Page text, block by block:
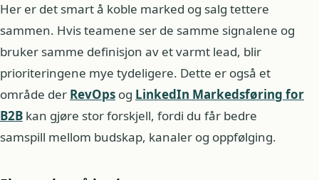
Her er det smart å koble marked og salg tettere
sammen. Hvis teamene ser de samme signalene og
bruker samme definisjon av et varmt lead, blir
prioriteringene mye tydeligere. Dette er også et
område der RevOps og LinkedIn Markedsføring for
B2B kan gjøre stor forskjell, fordi du får bedre
samspill mellom budskap, kanaler og oppfølging.